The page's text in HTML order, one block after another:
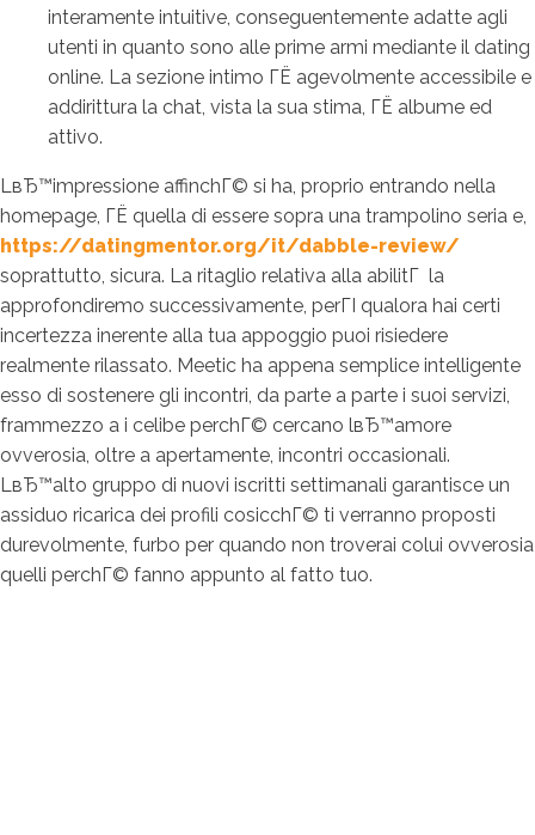
interamente intuitive, conseguentemente adatte agli
utenti in quanto sono alle prime armi mediante il dating
online. La sezione intimo ГЁ agevolmente accessibile e
addirittura la chat, vista la sua stima, ГЁ albume ed
attivo.
LвЂ™impressione affinchГ© si ha, proprio entrando nella
homepage, ГЁ quella di essere sopra una trampolino seria e,
https://datingmentor.org/it/dabble-review/
soprattutto, sicura. La ritaglio relativa alla abilitГ la
approfondiremo successivamente, perГІ qualora hai certi
incertezza inerente alla tua appoggio puoi risiedere
realmente rilassato. Meetic ha appena semplice intelligente
esso di sostenere gli incontri, da parte a parte i suoi servizi,
frammezzo a i celibe perchГ© cercano lвЂ™amore
ovverosia, oltre a apertamente, incontri occasionali.
LвЂ™alto gruppo di nuovi iscritti settimanali garantisce un
assiduo ricarica dei profili cosicchГ© ti verranno proposti
durevolmente, furbo per quando non troverai colui ovverosia
quelli perchГ© fanno appunto al fatto tuo.